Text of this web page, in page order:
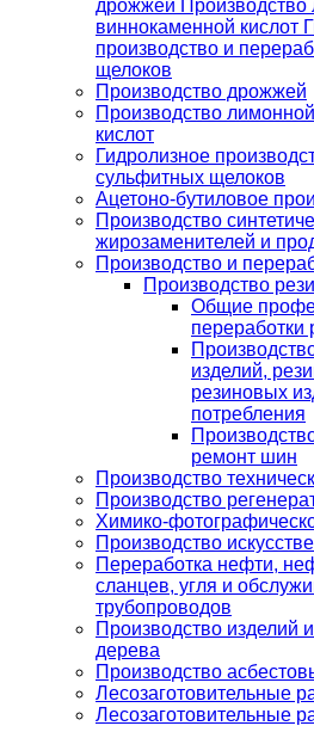
дрожжей Производство
виннокаменной кислот
производство и
щелоков
Производство дрожжей
Производство
кислот
Гидролизное
сульфитных щелоков
Ацетоно-бутиловое
Производство
жирозаменителей и
Производство и
Производство
Общие
переработки
изделий,
резиновых
потребления
ремонт шин
Производство
Производство
Химико-
Производство
Переработка нефти,
сланцев, угля и
трубопроводов
Производство изделий
дерева
Производство
Лесозаготовительные
Лесозаготовительные